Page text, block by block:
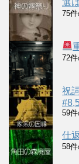
75
72
祝
59
仕
58